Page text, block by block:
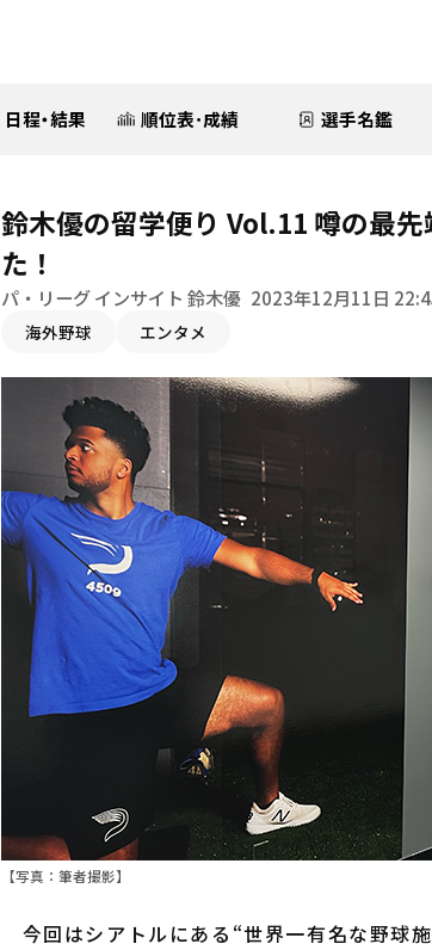
日程・結果 順位表･成績 選手名鑑
鈴木優の留学便り Vol.11 噂の最
た！
パ・リーグ インサイト 鈴木優 2023年12月11日
海外野球 エンタメ
【写真：筆者撮影】
今回はシアトルにある“世界一有名な野球